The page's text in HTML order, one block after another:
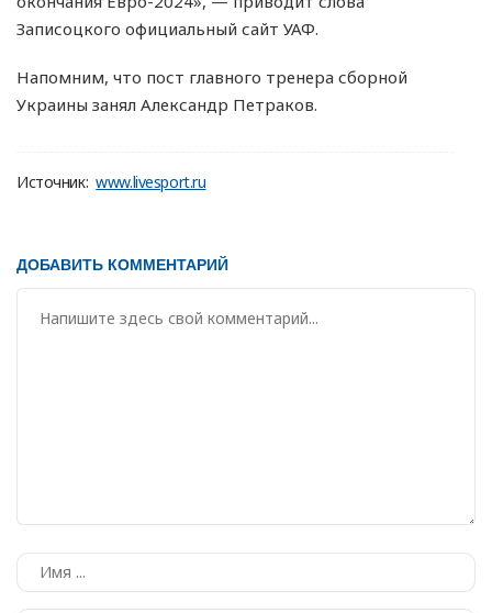
Записоцкого официальный сайт УАФ.
Напомним, что пост главного тренера сборной
Украины занял Александр Петраков.
Источник: www.livesport.ru
ДОБАВИТЬ КОММЕНТАРИЙ